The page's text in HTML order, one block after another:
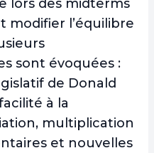
lors des midterms
l’équilibre
sont évoquées :
de Donald
à la
multiplication
et nouvelles